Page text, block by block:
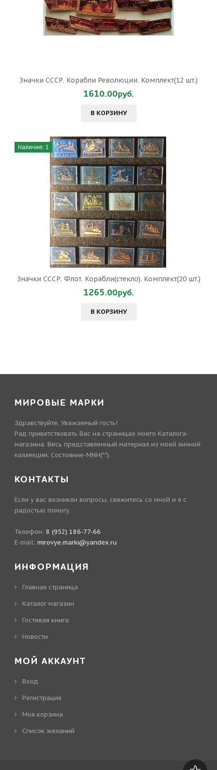
Значки СССР. Корабли Революции. Комплект(12 шт.)
1610.00руб.
В КОРЗИНУ
Наличие: 1
Значки СССР. Флот. Корабли(стекло). Комплект(20 шт.)
1265.00руб.
В КОРЗИНУ
МИРОВЫЕ МАРКИ
Здравствуйте, Уважаемый гость!
Рад приветствовать Вас на страницах моего Каталога-
магазина. Весь представленный материал из моей личной
коллекции. Состояние-MNH(**).
КОНТАКТЫ
Если у вас возникли вопросы, свяжитесь со мной и я с
радостью помогу.
Телефон: 8 (952) 186-77-66
E-mail: mirovye.marki@yandex.ru
ИНФОРМАЦИЯ
Главная страница
Каталог магазин
Гостевая книга
Новости
МОЙ АККАУНТ
Вход
Регистрация
Моя корзина
Cписок желаний